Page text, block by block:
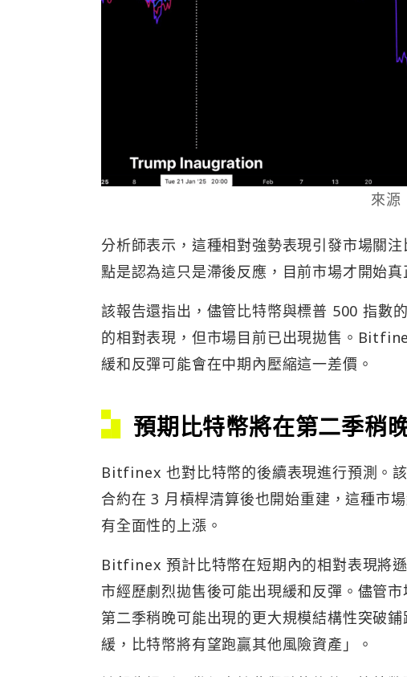
來源
分析師表示，這種相對強勢表現引發市場關
點是認為這只是滯後反應，目前市場才開始真
該報告還指出，儘管比特幣與標普 500 指數
的相對表現，但市場目前已出現拋售。
緩和反彈可能會在中期內壓縮這一差價。
預期比特幣將在第二季稍
Bitfinex 也對比特幣的後續表現進行預測。
合約在 3 月槓桿清算後也開始重建，這種市
有全面性的上漲。
Bitfinex 預計比特幣在短期內的相對表現將
市經歷劇烈拋售後可能出現緩和反彈。儘管
第二季稍晚可能出現的更大規模結構性突破
緩，比特幣將有望跑贏其他風險資產」。